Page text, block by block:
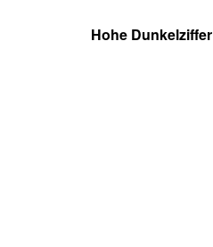
Hohe Dunkelziffer